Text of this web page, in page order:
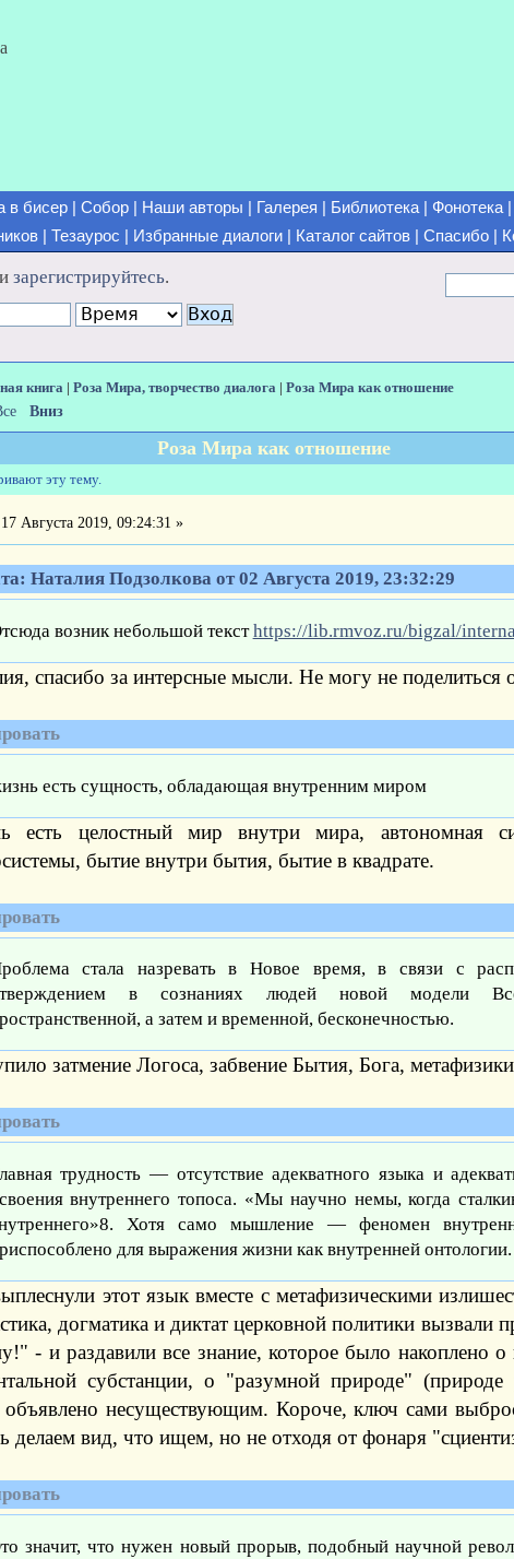
в бисер| Собор| Наши авторы Галерея Библиотека| Фонотека|
Тезаурос Избранные диалоги Каталог сайтов Спасибо
зарегистрируйтесь.
книга Роза Мира, творчество диалога
Роза Мира как отношение
Вниз
Роза Мира как отношение
эту тему.
17 Августа 2019, 09:24:31 »
Наталия Подзолкова от 02 Августа 2019, 23:32:29
возник небольшой текстhttps://lib.rmvoz.ru/bigzal/
спасибо за интерсные мысли. Не могу не поделиться
есть сущность, обладающая внутренним миром
есть целостный мир внутри мира, автономная
бытие внутри бытия, бытие в квадрате.
стала назревать в Новое время, в связи с
в сознаниях людей новой модели
а затем и временной, бесконечностью.
затмение Логоса, забвение Бытия, Бога,
трудность — отсутствие адекватного языка и
внутреннего топоса. «Мы научно немы, когда
Хотя само мышление — феномен
для выражения жизни как внутренней онтологии.
этот язык вместе с метафизическими
догматика и диктат церковной политики вызвали
- и раздавили все знание, которое было накоплено
субстанции, о "разумной природе" (природе
несуществующим. Короче, ключ сами
делаем вид, что ищем, но не отходя от фонаря
значит, что нужен новый прорыв, подобный научной